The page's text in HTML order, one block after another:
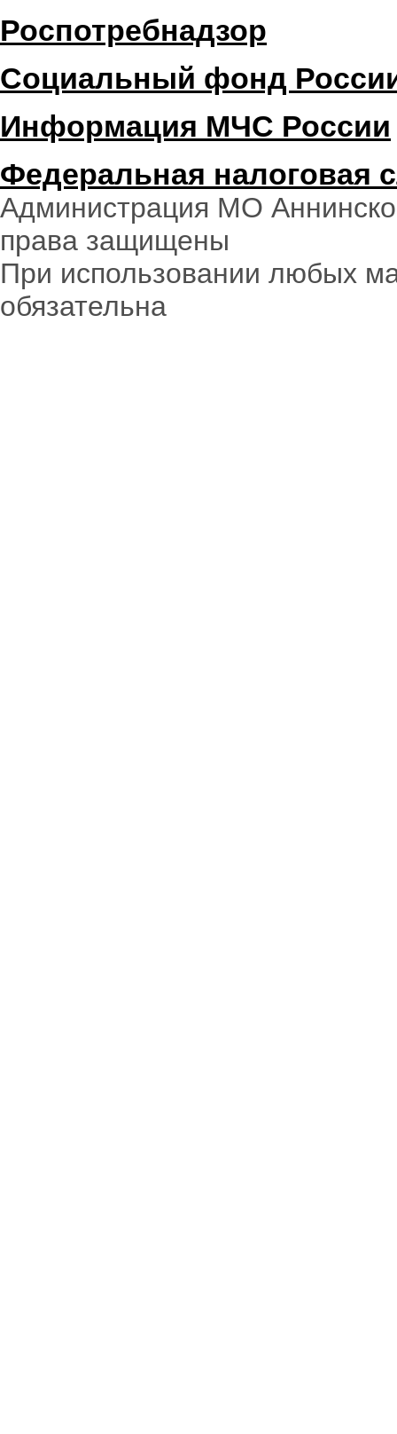
Роспотребнадзор
Социальный фонд
Информация МЧС России
Федеральная налоговая
Администрация МО
права защищены
При использовании любых
обязательна